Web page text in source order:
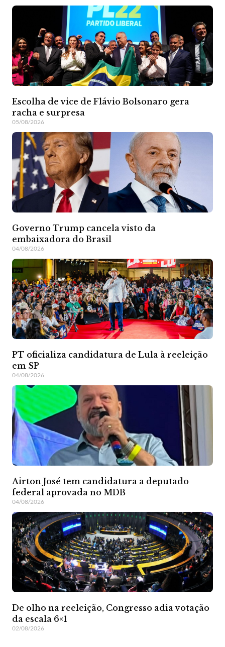
Escolha de vice de Flávio Bolsonaro gera
racha e surpresa
05/08/2026
Governo Trump cancela visto da
embaixadora do Brasil
04/08/2026
PT oficializa candidatura de Lula à reeleição
em SP
04/08/2026
Airton José tem candidatura a deputado
federal aprovada no MDB
04/08/2026
De olho na reeleição, Congresso adia votação
da escala 6×1
02/08/2026